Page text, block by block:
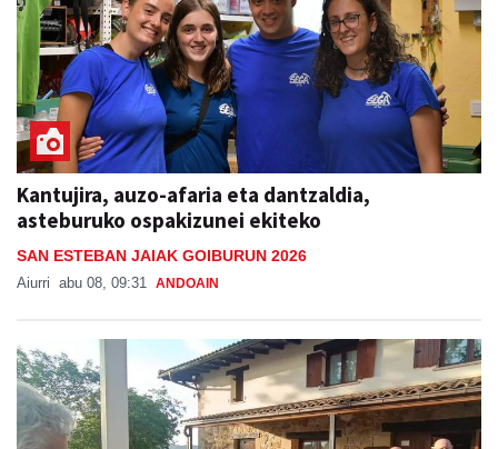
Kantujira, auzo-afaria eta dantzaldia,
asteburuko ospakizunei ekiteko
SAN ESTEBAN JAIAK GOIBURUN 2026
Aiurri abu 08, 09:31 ANDOAIN